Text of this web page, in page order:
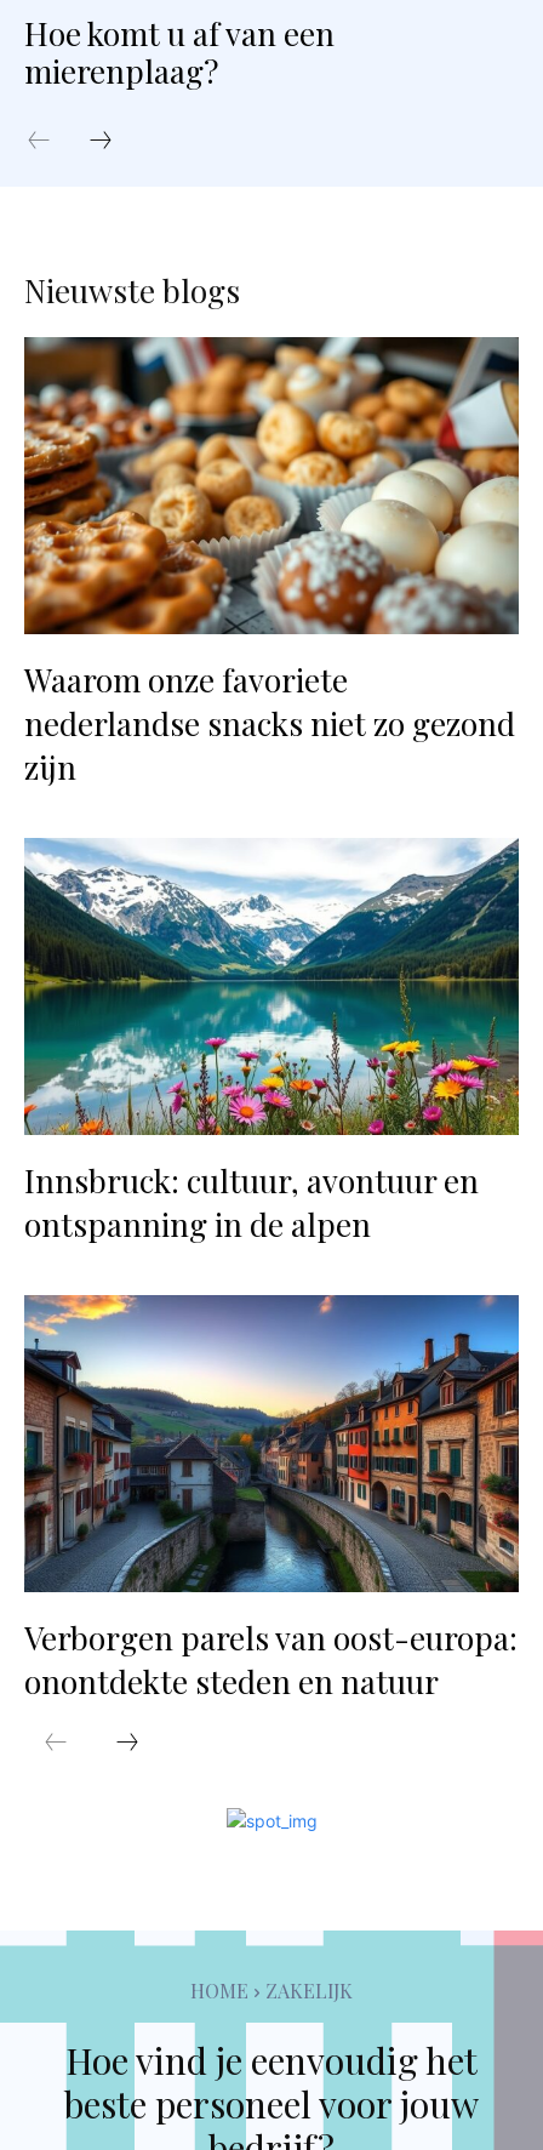
Hoe komt u af van een
mierenplaag?
Nieuwste blogs
Waarom onze favoriete
nederlandse snacks niet zo gezond
zijn
Innsbruck: cultuur, avontuur en
ontspanning in de alpen
Verborgen parels van oost-europa:
onontdekte steden en natuur